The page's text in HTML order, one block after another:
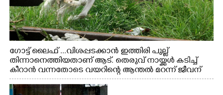
ഗോട്ട് ലൈഫ് ...വിശപ്പടക്കാൻ ഇത്തിരി പുല്ല്
തിന്നാനെത്തിയതാണ് ആട്. തെരുവ് നായ്ക്കൾ കടിച്ച്
കീറാൻ വന്നതോടെ വയറിന്റെ ആന്തൽ മറന്ന് ജീവന്
വേണ്ടിയായി ഓട്ടം. എറണാകുളം വാത്തുരുത്തിയിൽ
നിന്നുള്ള കാഴ്ച